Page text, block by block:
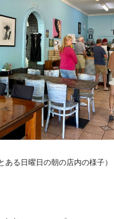
とある日曜日の朝の店内の様子）